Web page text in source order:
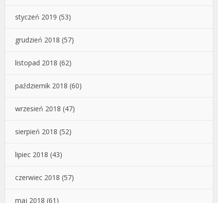
styczeń 2019 (53)
grudzień 2018 (57)
listopad 2018 (62)
październik 2018 (60)
wrzesień 2018 (47)
sierpień 2018 (52)
lipiec 2018 (43)
czerwiec 2018 (57)
maj 2018 (61)